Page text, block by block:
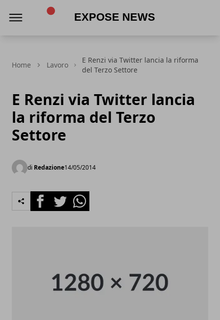
Home Lavoro
E Renzi via Twitter lancia la riforma
del Terzo Settore
E Renzi via Twitter lancia
la riforma del Terzo
Settore
di Redazione14/05/2014
FacebookTwitterWhatsapp